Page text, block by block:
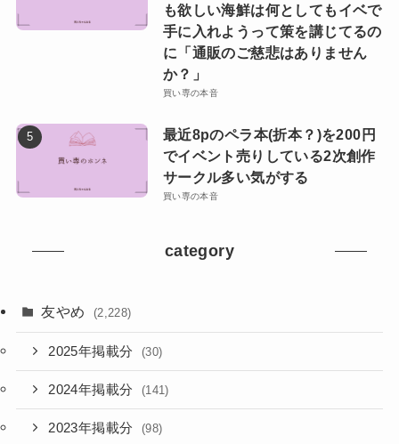
も欲しい海鮮は何としてもイベで
手に入れようって策を講じてるの
に「通販のご慈悲はありません
か？」
買い専の本音
最近8pのペラ本(折本？)を200円
でイベント売りしている2次創作
サークル多い気がする
買い専の本音
category
友やめ (2,228)
2025年掲載分 (30)
2024年掲載分 (141)
2023年掲載分 (98)